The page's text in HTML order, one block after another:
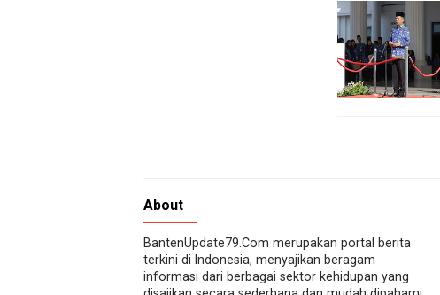
About
BantenUpdate79.Com merupakan portal berita
terkini di Indonesia, menyajikan beragam
informasi dari berbagai sektor kehidupan yang